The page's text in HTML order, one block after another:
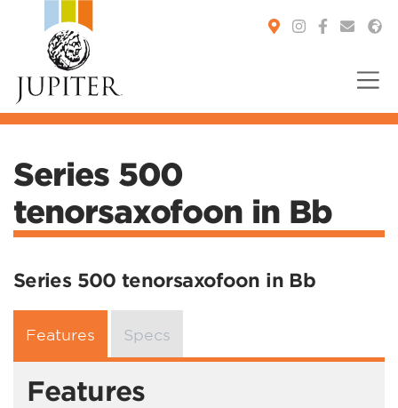
Series 500
tenorsaxofoon in Bb
Series 500 tenorsaxofoon in Bb
Features Specs
Features